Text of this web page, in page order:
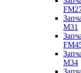
M31
M34